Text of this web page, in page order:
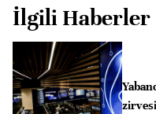
İlgili Haberler